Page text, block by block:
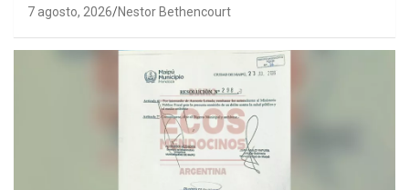
7 agosto, 2026 Nestor Bethencourt